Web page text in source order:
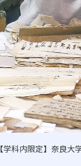
日本
自己点
広報誌
高大
ニュ
【学科内限定】奈良